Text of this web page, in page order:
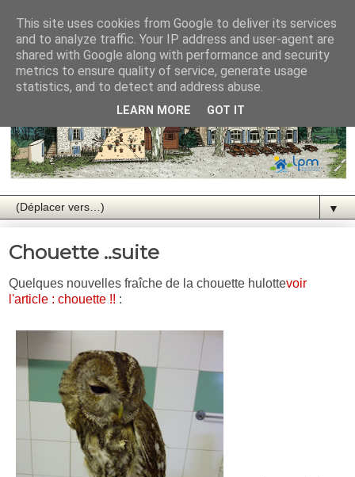
▼
Chouette ..suite
Quelques nouvelles fraîche de la chouette hulottevoir
l'article : chouette !! :
This site uses cookies from Google to deliver its services
and to analyze traffic. Your IP address and user-agent are
shared with Google along with performance and security
metrics to ensure quality of service, generate usage
statistics, and to detect and address abuse.
LEARN MORE GOT IT